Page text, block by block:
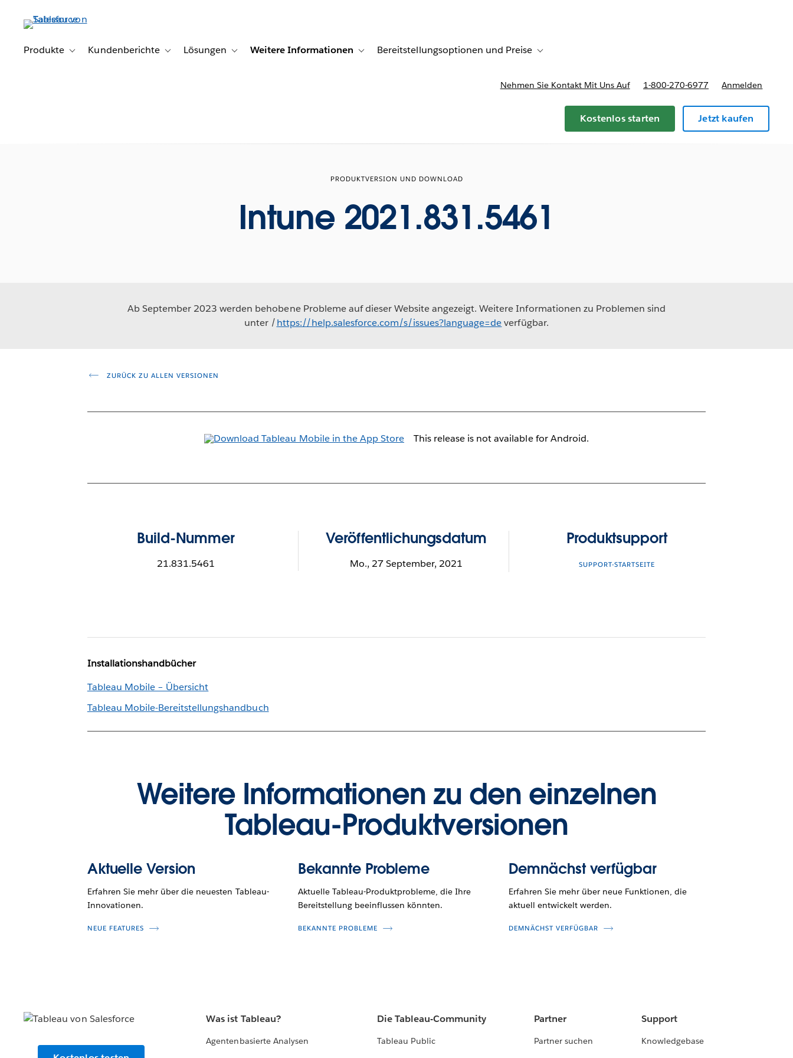
Produkte
Toggle sub-navigation for Produkte
Kundenberichte Toggle sub-navigation for Kundenberichte
Lösungen Toggle sub-navigation for Lösungen
Weitere Informationen Toggle sub-navigation for Weitere Informationen
Bereitstellungsoptionen und Preise Toggle sub-navigation for Bereitstellungsoptionen und Preise
Nehmen Sie Kontakt Mit Uns Auf 1-800-270-6977 Anmelden
Kostenlos starten Jetzt kaufen
PRODUKTVERSION UND DOWNLOAD
Intune 2021.831.5461
Ab September 2023 werden behobene Probleme auf dieser Website angezeigt. Weitere Informationen zu Problemen sind
unter /https://help.salesforce.com/s/issues?language=deverfügbar.
ZURÜCK ZU ALLEN VERSIONEN
This release is not available for Android.
Build-Nummer
21.831.5461
Veröffentlichungsdatum
Mo., 27 September, 2021
Produktsupport
SUPPORT-STARTSEITE
Installationshandbücher
Tableau Mobile – Übersicht
Tableau Mobile-Bereitstellungshandbuch
Weitere Informationen zu den einzelnen
Tableau-Produktversionen
Aktuelle Version
Erfahren Sie mehr über die neuesten Tableau-
Innovationen.
NEUE FEATURES
Bekannte Probleme
Aktuelle Tableau-Produktprobleme, die Ihre
Bereitstellung beeinflussen könnten.
BEKANNTE PROBLEME
Demnächst verfügbar
Erfahren Sie mehr über neue Funktionen, die
aktuell entwickelt werden.
DEMNÄCHST VERFÜGBAR
Was ist Tableau?
Agentenbasierte Analysen
Die Tableau-Community
Tableau Public
Partner
Partner suchen
Support
Knowledgebase